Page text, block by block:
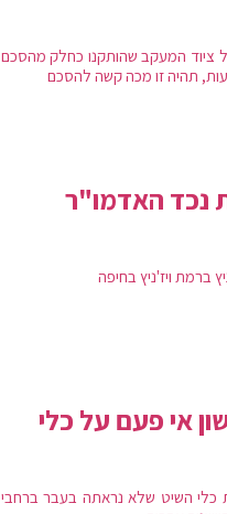
ציוד המעקב שהותקנו כחלק מהסכם
תהיה זו מכה קשה להסכם
נכד האדמו"ר
ברמת ויז'ניץ בחיפה
אי פעם על כלי
כלי השיט שלא נראתה בעבר ברחבי